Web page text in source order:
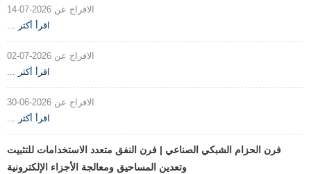
الافراج عن 2026-07-14
... اقرأ أكثر
الافراج عن 2026-07-02
... اقرأ أكثر
الافراج عن 2026-06-30
... اقرأ أكثر
فرن الحزام الشبكي الصناعي | فرن النفق متعدد الاستخدامات للتثبيت
وتعدين المساحيق ومعالجة الأجزاء الإلكترونية